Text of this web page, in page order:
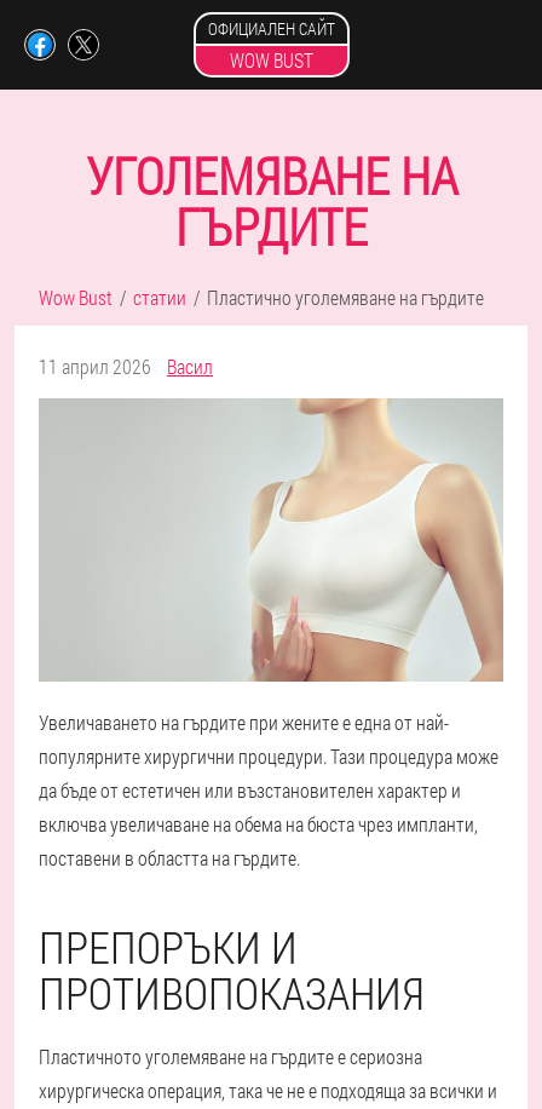
ОФИЦИАЛЕН САЙТ
WOW BUST
УГОЛЕМЯВАНЕ НА
ГЪРДИТЕ
Wow Bust статии Пластично уголемяване на гърдите
11 април 2026 Васил
Увеличаването на гърдите при жените е една от най-
популярните хирургични процедури. Тази процедура може
да бъде от естетичен или възстановителен характер и
включва увеличаване на обема на бюста чрез импланти,
поставени в областта на гърдите.
ПРЕПОРЪКИ И
ПРОТИВОПОКАЗАНИЯ
Пластичното уголемяване на гърдите е сериозна
хирургическа операция, така че не е подходяща за всички и